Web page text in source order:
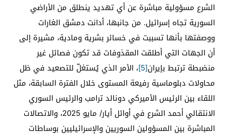
الشرع مسؤولية مباشرة عن أي تهديد ينطلق من الأراضي
السورية تجاه إسرائيل. من جانبها، أدانت دمشق الغارات
ووصفتها بأنها تسببت في خسائر بشرية ومادية، مشيرة إلى
أن الجهات التي أطلقت المقذوفات قد تكون فصائل غير
منضبطة ترتبط بإيران[5] ، الأمر الذي يُستغلّ للتصعيد في ظل
محاولات دبلوماسية رفيعة المستوى خلال الفترة السابقة، مثل
اللقاء بين الرئيس الأميركي دونالد ترامب والرئيس السوري
الانتقالي أحمد الشرع في أوائل أيار/ مايو 2025، والاتصالات
المباشرة بين المسؤولين السوريين والإسرائيليين بوساطات